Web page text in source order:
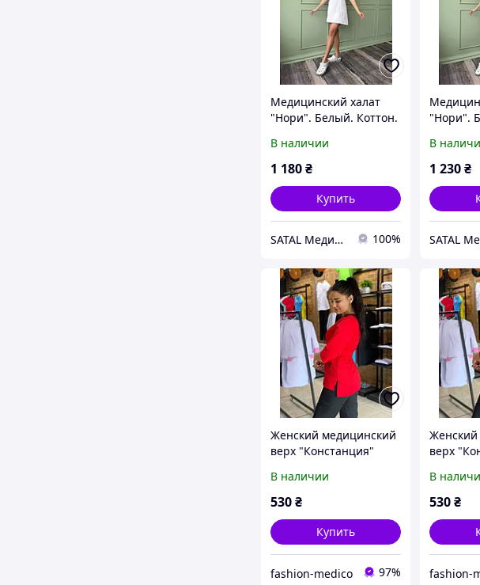
Медицинский халат
"Нори". Белый. Коттон.
В наличии
1 180₴
Купить
SATAL Медицинская одежда 100%
"Нори".
В
1 230₴
Женский медицинский
верх "Констанция"
В наличии
530₴
Купить
fashion-medico 97%
верх
В
530₴
fashion-